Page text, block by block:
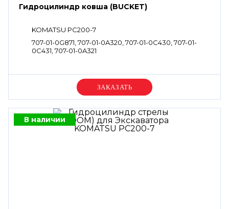
Гидроцилиндр ковша (BUCKET)
KOMATSU PC200-7
707-01-0G871, 707-01-0A320, 707-01-0C430, 707-01-
0C431, 707-01-0A321
Уточняйте цену
В наличии